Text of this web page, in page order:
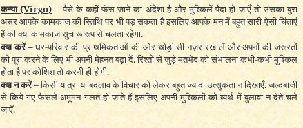
कन्या(Virgo) – पैसे के कहीं फंस जाने का अंदेशा है और मुश्किलें पैदा हो जाएँ तो उसका बुरा
असर आपके कामकाज की स्तिथि पर भी पड़ सकता है इसलिए आपके मन में बहुत सारी ऐसी चिंताएं
हैं की क्या कामकाज सुचारू रूप से चलता रहेगा.
क्या करें –घर-परिवार की प्राथमिकताओं की ओर थोड़ी सी नज़र रख लें और अपनों की जरूरतों
को पूरा करने के लिए भी अपनी मेहनत बढ़ा दें. रिश्तों से जुड़े मतभेद को संभालना कभी-कभी मुश्किल
होता है पर कोशिश तो करनी ही होगी.
क्या न करें –किसी यात्रा या बदलाव के विचार को लेकर बहुत ज्यादा उत्सुकता न दिखाएँ. जल्दबाजी
से किये गए फैसले अमूमन गलत हो जाते हैं इसलिए अपनी मुश्किलों को व्यर्थ में बुलावा न देते चले
जाएँ.